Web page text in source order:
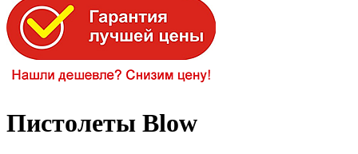
Пистолеты Blow